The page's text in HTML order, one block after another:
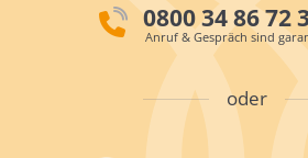
0800 34 86 72
Anruf & Gespräch sind
oder